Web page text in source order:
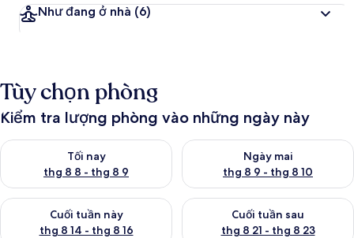
Như đang ở nhà (6)
Tùy chọn phòng
Kiểm tra lượng phòng vào những ngày này
Tối nay
thg 8 8 - thg 8 9
Kiểm tra lượng phòng tối nay từ thg 8 8 - thg 8 9
Ngày mai
thg 8 9 - thg 8 10
Kiểm tra lượng phòng ngày
Cuối tuần này
thg 8 14 - thg 8 16
Kiểm tra lượng phòng cuối tuần này từ thg 8 14 - thg 8 16
Cuối tuần sau
thg 8 21 - thg 8 23
Kiểm tra lượng phòng cuối